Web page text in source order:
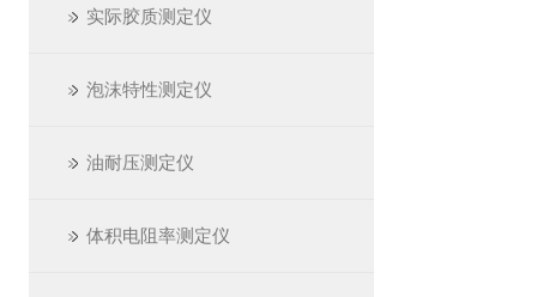
实际胶质测定仪
泡沫特性测定仪
油耐压测定仪
体积电阻率测定仪